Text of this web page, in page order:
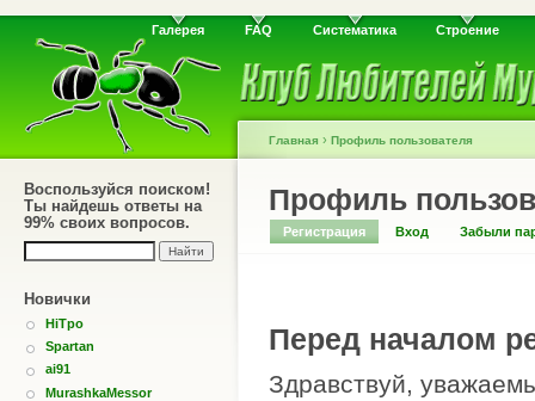
Галерея FAQ Систематика Строение
Воспользуйся поиском!
Ты найдешь ответы на
99% своих вопросов.
Новички
HiTpo
Spartan
ai91
MurashkaMessor
Главная › Профиль пользователя
Профиль
Регистрация Вход Забыли
Перед началом
Здравствуй,